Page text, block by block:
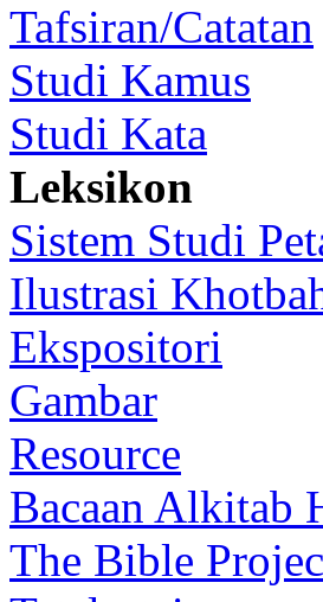
Tafsiran/Catatan
Studi Kamus
Studi Kata
Leksikon
Sistem Studi
Ilustrasi
Ekspositori
Gambar
Resource
Bacaan Alkitab
The Bible